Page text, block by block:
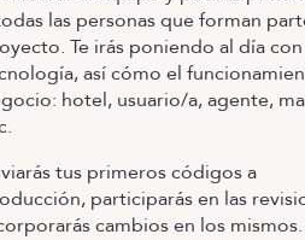
las personas que forman
Te irás poniendo al día con
así cómo el
hotel, usuario/a, agente,
tus primeros códigos a
participarás en las
cambios en los mismos.